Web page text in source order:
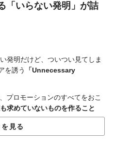
「いらない発明」が詰
発明だけど、ついつい見てしま
を誘う
「Unnecessary
プロモーションのすべてをおこ
も求めていないものを作ること
決すること」（笑）。
使えるけれど全然必要ではない
見る